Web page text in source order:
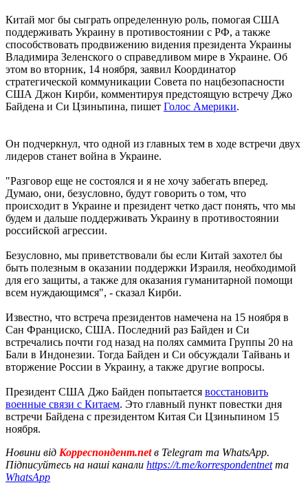
Китай мог бы сыграть определенную роль, помогая США
поддерживать Украину в противостоянии с РФ, а также
способствовать продвижению видения президента Украины
Владимира Зеленского о справедливом мире в Украине. Об
этом во вторник, 14 ноября, заявил Координатор
стратегической коммуникации Совета по нацбезопасности
США Джон Кирби, комментируя предстоящую встречу Джо
Байдена и Си Цзиньпина, пишет Голос Америки.
Он подчеркнул, что одной из главных тем в ходе встречи двух
лидеров станет война в Украине.
"Разговор еще не состоялся и я не хочу забегать вперед.
Думаю, они, безусловно, будут говорить о том, что
происходит в Украине и президент четко даст понять, что мы
будем и дальше поддерживать Украину в противостоянии
российской агрессии.
Безусловно, мы приветствовали бы если Китай захотел бы
быть полезным в оказании поддержки Израиля, необходимой
для его защиты, а также для оказания гуманитарной помощи
всем нуждающимся", - сказал Кирби.
Известно, что встреча президентов намечена на 15 ноября в
Сан Франциско, США. Последний раз Байден и Си
встречались почти год назад на полях саммита Группы 20 на
Бали в Индонезии. Тогда Байден и Си обсуждали Тайвань и
вторжение России в Украину, а также другие вопросы.
Президент США Джо Байден попытается восстановить
военные связи с Китаем. Это главный пункт повестки дня
встречи Байдена с президентом Китая Си Цзиньпином 15
ноября.
Новини від Корреспондент.netв Telegram та WhatsApp.
Підписуйтесь на наші канали https://t.me/korrespondentnetта
WhatsApp